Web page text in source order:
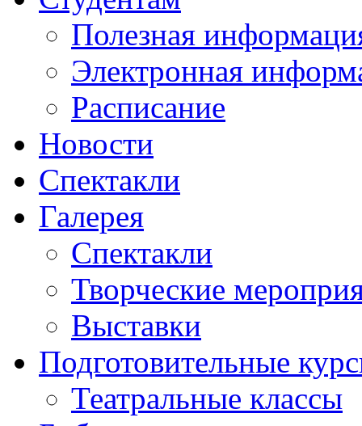
Полезная
Электронная
Расписание
Новости
Спектакли
Галерея
Спектакли
Творческие
Выставки
Подготовительные
Театральные классы